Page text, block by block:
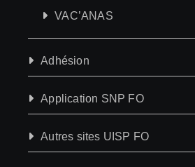
VAC’ANAS
Adhésion
Application SNP FO
Autres sites UISP FO